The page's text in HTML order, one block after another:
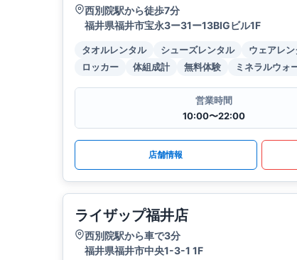
西別院駅から徒歩7分
福井県福井市宝永3ー31ー13BIGビル1F
タオルレンタル シューズレンタル ウェアレ
ロッカー
体組成計 無料体験 ミネラルウォ
営業時間
10:00〜22:00
店舗情報
ライザップ福井店
西別院駅から車で3分
福井県福井市中央1-3-1 1F